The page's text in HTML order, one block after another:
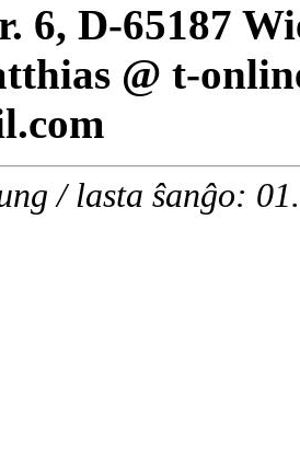
6, D-65187
@ t-
/ lasta ŝanĝo: